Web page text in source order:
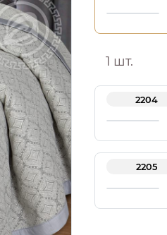
1 шт.
2204
2205